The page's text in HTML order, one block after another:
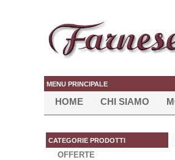
MENU PRINCIPALE
HOME CHI SIAMO
CATEGORIE PRODOTTI
OFFERTE